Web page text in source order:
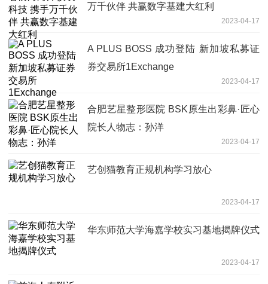
万千伙伴 共赢数字基建大红利
2023-04-17
A PLUS BOSS 成功登陆 新加坡私募证
券交易所1Exchange
2023-04-17
合肥艺星整形医院 BSK原生出彩鼻·匠心
院长人物志：孙洋
2023-04-17
艺创猫教育正规机构学习放心
2023-04-17
华东师范大学海嘉学校实习基地揭牌仪式
2023-04-17